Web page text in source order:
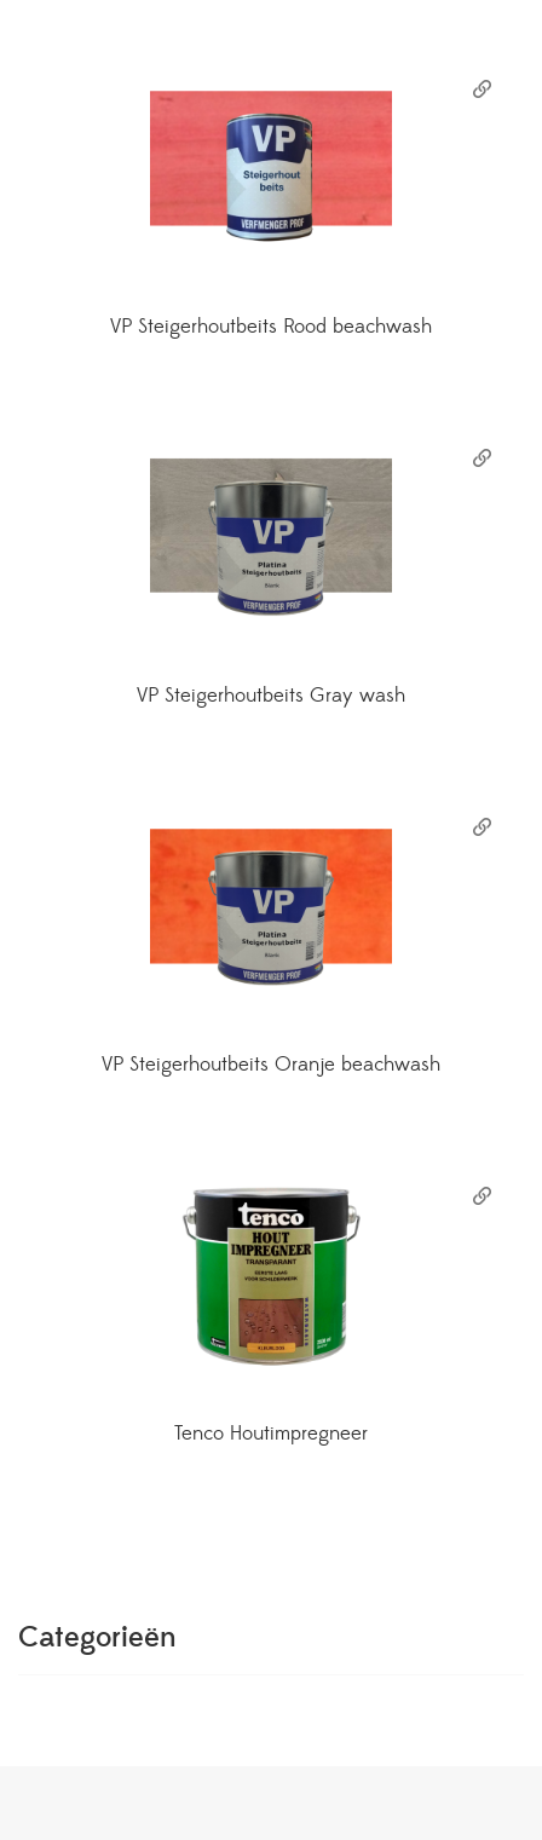
VP Steigerhoutbeits Rood beachwash
VP Steigerhoutbeits Gray wash
VP Steigerhoutbeits Oranje beachwash
Tenco Houtimpregneer
Categorieën